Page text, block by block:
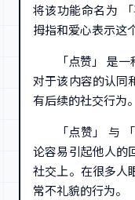
将该功能命名为
拇指和爱心表示这
「点赞」 是
对于该内容的认同
有后续的社交行为。
「点赞」 与
论容易引起他人的
社交上。在很多人
常不礼貌的行为。